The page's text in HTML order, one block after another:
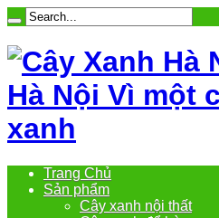
Hà Nội Vì một
xanh
Trang Chủ
Sản phẩm
Cây xanh nội thất